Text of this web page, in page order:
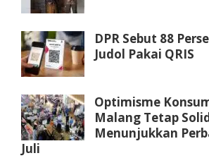
DPR Sebut 88
Judol Pakai QRIS
Optimisme
Malang Tetap
Menunjukkan
Juli